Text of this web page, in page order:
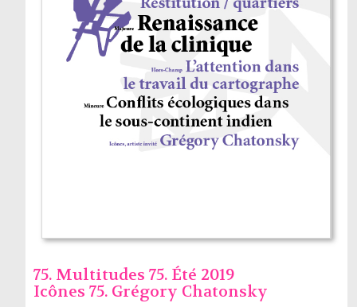
75. Multitudes 75. Été 2019
Icônes 75. Grégory Chatonsky